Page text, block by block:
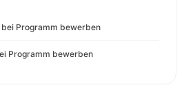
Programm bewerben
Programm bewerben